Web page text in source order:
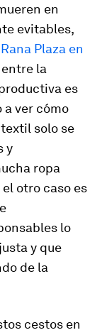
en
evitables,
Plaza en
la
es
a ver cómo
solo se
y
ropa
otro caso es
lo
y que
de la
cestos en